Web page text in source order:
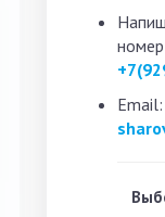
Email: